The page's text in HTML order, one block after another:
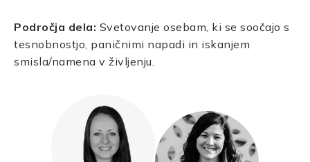
Področja dela: Svetovanje osebam, ki se soočajo s
tesnobnostjo, paničnimi napadi in iskanjem
smisla/namena v življenju.